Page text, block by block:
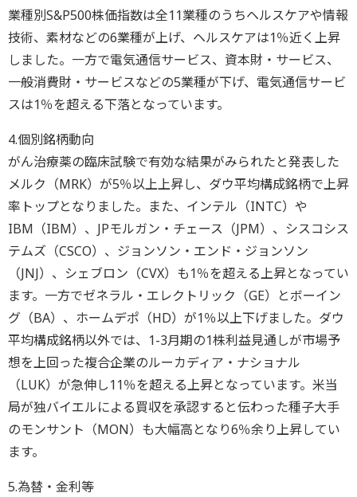
業種別S&P500株価指数は全11業種のうちヘルスケアや情報
技術、素材などの6業種が上げ、ヘルスケアは1％近く上昇
しました。一方で電気通信サービス、資本財・サービス、
一般消費財・サービスなどの5業種が下げ、電気通信サービ
スは1％を超える下落となっています。
4.個別銘柄動向
がん治療薬の臨床試験で有効な結果がみられたと発表した
メルク（MRK）が5％以上上昇し、ダウ平均構成銘柄で上昇
率トップとなりました。また、インテル（INTC）や
IBM（IBM）、JPモルガン・チェース（JPM）、シスコシス
テムズ（CSCO）、ジョンソン・エンド・ジョンソン
（JNJ）、シェブロン（CVX）も1％を超える上昇となってい
ます。一方でゼネラル・エレクトリック（GE）とボーイン
グ（BA）、ホームデポ（HD）が1％以上下げました。ダウ
平均構成銘柄以外では、1-3月期の1株利益見通しが市場予
想を上回った複合企業のルーカディア・ナショナル
（LUK）が急伸し11％を超える上昇となっています。米当
局が独バイエルによる買収を承認すると伝わった種子大手
のモンサント（MON）も大幅高となり6％余り上昇してい
ます。
5.為替・金利等